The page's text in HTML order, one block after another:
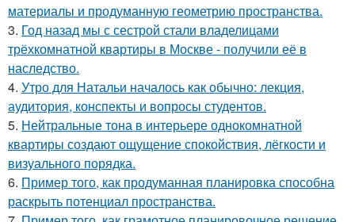
материалы и продуманную геометрию пространства.
3. Год назад мы с сестрой стали владелицами
трёхкомнатной квартиры в Москве - получили её в
наследство.
4. Утро для Натальи началось как обычно: лекция,
аудитория, конспекты и вопросы студентов.
5. Нейтральные тона в интерьере однокомнатной
квартиры создают ощущение спокойствия, лёгкости и
визуального порядка.
6. Пример того, как продуманная планировка способна
раскрыть потенциал пространства.